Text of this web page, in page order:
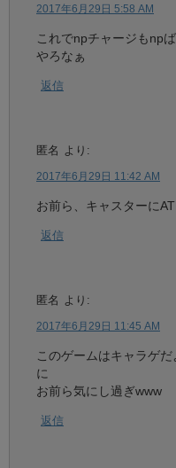
2017年6月29日 5:58 AM
これでnpチャージもnp
やろなぁ
返信
匿名 より:
2017年6月29日 11:42 AM
お前ら、キャスターに
返信
匿名 より:
2017年6月29日 11:45 AM
このゲームはキャラゲ
に
お前ら気にし過ぎwww
返信